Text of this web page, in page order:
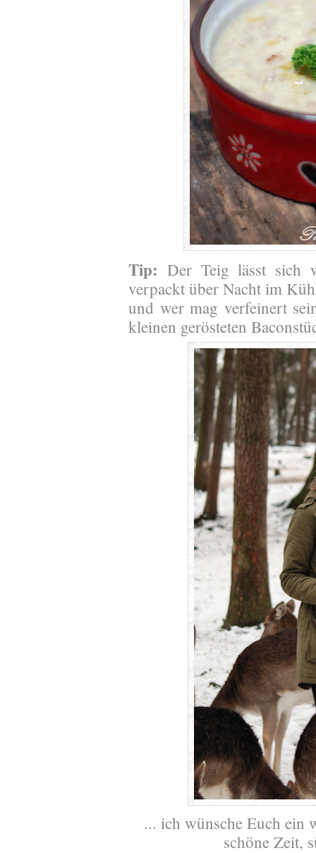
Tip: Der Teig lässt sich
verpackt über Nacht im
und wer mag verfeinert
kleinen gerösteten
... ich wünsche Euch ein
schöne Zeit,